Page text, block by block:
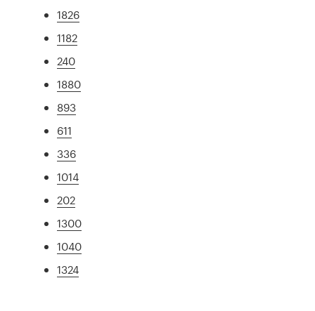
1826
1182
240
1880
893
611
336
1014
202
1300
1040
1324